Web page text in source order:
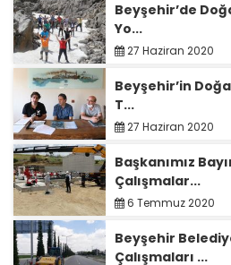
Beyşehir’de
Yo...
27 Haziran 2020
Beyşehir’in
T...
27 Haziran 2020
Başkanımız
Çalışmalar...
6 Temmuz 2020
Beyşehir
Çalışmaları ...